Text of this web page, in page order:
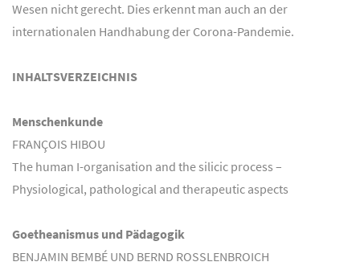
Wesen nicht gerecht. Dies erkennt man auch an der
internationalen Handhabung der Corona-Pandemie.
INHALTSVERZEICHNIS
Menschenkunde
FRANÇOIS HIBOU
The human I-organisation and the silicic process –
Physiological, pathological and therapeutic aspects
Goetheanismus und Pädagogik
BENJAMIN BEMBÉ UND BERND ROSSLENBROICH